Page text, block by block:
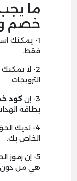
ما
خصم
1- يمكنك استخدام
فقط.
2- لا
الترويجات.
3- إن كود
بطاقة
4- لديك
الخاص بك.
5- إن رموز
هي من دون